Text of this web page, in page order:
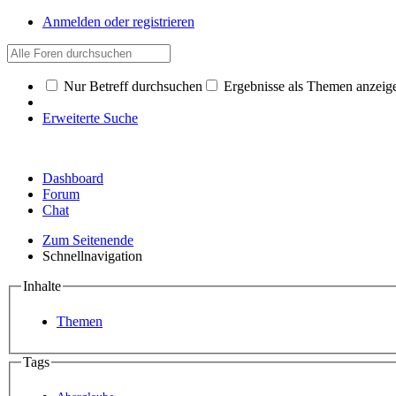
Anmelden oder registrieren
Nur Betreff durchsuchen Ergebnisse als Themen
Erweiterte Suche
Dashboard
Forum
Chat
Zum Seitenende
Schnellnavigation
Inhalte
Themen
Tags